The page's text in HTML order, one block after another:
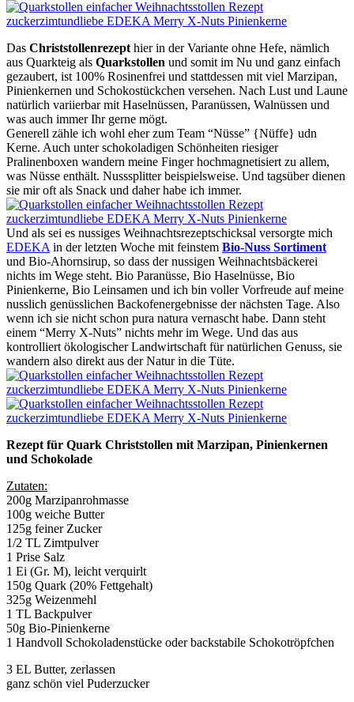
Das Christstollenrezept hier in der Variante ohne Hefe, nämlich
aus Quarkteig als Quarkstollen und somit im Nu und ganz einfach
gezaubert, ist 100% Rosinenfrei und stattdessen mit viel Marzipan,
Pinienkernen und Schokostückchen versehen. Nach Lust und Laune
natürlich variierbar mit Haselnüssen, Paranüssen, Walnüssen und
was auch immer Ihr gerne mögt.
Generell zähle ich wohl eher zum Team “Nüsse” {Nüffe} udn
Kerne. Auch unter schokoladigen Schönheiten riesiger
Pralinenboxen wandern meine Finger hochmagnetisiert zu allem,
was Nüsse enthält. Nusssplitter beispielsweise. Und tagsüber dienen
sie mir oft als Snack und daher habe ich immer.
Und als sei es nussiges Weihnachtsrezeptschicksal versorgte mich
EDEKA in der letzten Woche mit feinstem Bio-Nuss Sortiment
und Bio-Ahornsirup, so dass der nussigen Weihnachtsbäckerei
nichts im Wege steht. Bio Paranüsse, Bio Haselnüsse, Bio
Pinienkerne, Bio Leinsamen und ich bin voller Vorfreude auf meine
nusslich genüsslichen Backofenergebnisse der nächsten Tage. Also
wenn ich sie nicht schon pura natura vernascht habe. Dann steht
einem “Merry X-Nuts” nichts mehr im Wege. Und das aus
kontrolliert ökologischer Landwirtschaft für natürlichen Genuss, sie
wandern also direkt aus der Natur in die Tüte.
Rezept für Quark Christstollen mit Marzipan, Pinienkernen
und Schokolade
Zutaten:
200g Marzipanrohmasse
100g weiche Butter
125g feiner Zucker
1/2 TL Zimtpulver
1 Prise Salz
1 Ei (Gr. M), leicht verquirlt
150g Quark (20% Fettgehalt)
325g Weizenmehl
1 TL Backpulver
50g Bio-Pinienkerne
1 Handvoll Schokoladenstücke oder backstabile Schokotröpfchen
3 EL Butter, zerlassen
ganz schön viel Puderzucker